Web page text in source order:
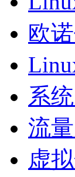
欧
系
流
虚